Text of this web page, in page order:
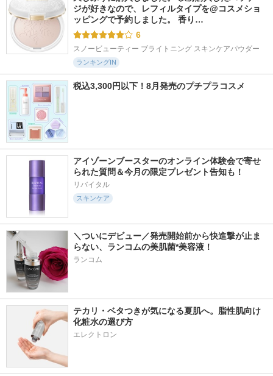
ジが好きなので、レフィルタイプを@コスメショ
ッピングで予約しました。 香り…
6
スノービューティー ブライトニング スキンケアパウダー
ランキングIN
税込3,300円以下！8月発売のプチプラコスメ
アイゾーンブースターのオンライン体験会で寄せ
られた質問＆今月の限定プレゼント告知も！
リバイタル
スキンケア
＼ついにデビュー／発売開始前から快進撃が止ま
らない、ランコムの美肌菌*美容液！
ランコム
テカリ・ベタつきが気になる夏肌へ。脂性肌向け
化粧水の選び方
エレクトロン